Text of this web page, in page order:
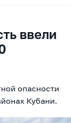
ввели
опасности
Кубани.